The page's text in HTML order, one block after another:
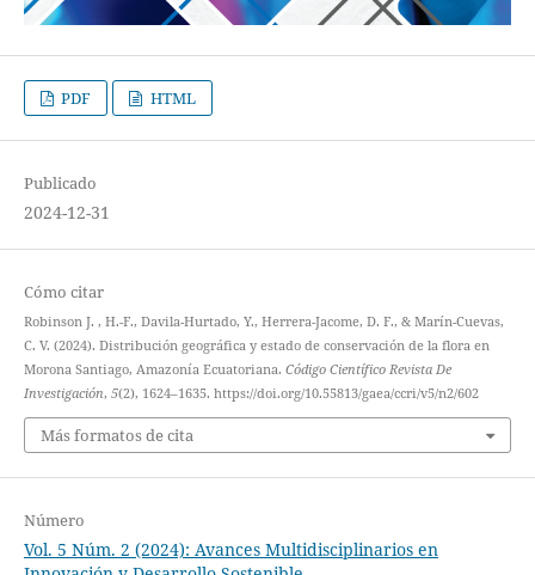
PDF HTML
Publicado
2024-12-31
Cómo citar
Robinson J. , H.-F., Davila-Hurtado, Y., Herrera-Jacome, D. F., & Marín-Cuevas,
C. V. (2024). Distribución geográfica y estado de conservación de la flora en
Morona Santiago, Amazonía Ecuatoriana. Código Científico Revista De
Investigación, 5(2), 1624–1635. https://doi.org/10.55813/gaea/ccri/v5/n2/602
Más formatos de cita
Número
Vol. 5 Núm. 2 (2024): Avances Multidisciplinarios en